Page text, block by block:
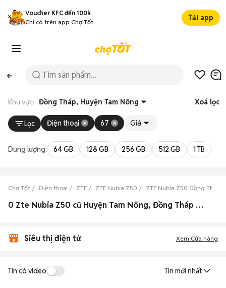
Voucher KFC đến 100k
Chỉ có trên app Chợ Tốt
Tải app
Khu vực: Đồng Tháp, Huyện Tam Nông Xoá lọc
Lọc Điện thoại 67 Giá
Dung lượng: 64 GB 128 GB 256 GB 512 GB 1 TB
Chợ Tốt Điện thoại ZTE ZTE Nubia Z50 ZTE Nubia Z50 Đồng Tháp
0 Zte Nubia Z50 cũ Huyện Tam Nông, Đồng Tháp đẹp
Siêu thị điện tử Xem Cửa hàng
Tin có video Tin mới nhất